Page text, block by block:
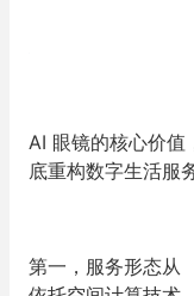
AI 眼镜的核心价值
底重构数字生活服
第一，服务形态